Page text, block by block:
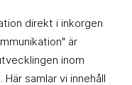
direkt i inkorgen
är
inom
samlar vi innehåll